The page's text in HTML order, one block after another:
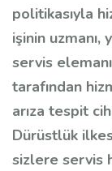
politikasıyla
işinin
servis
tarafından
arıza tespit
Dürüstlük
sizlere servis